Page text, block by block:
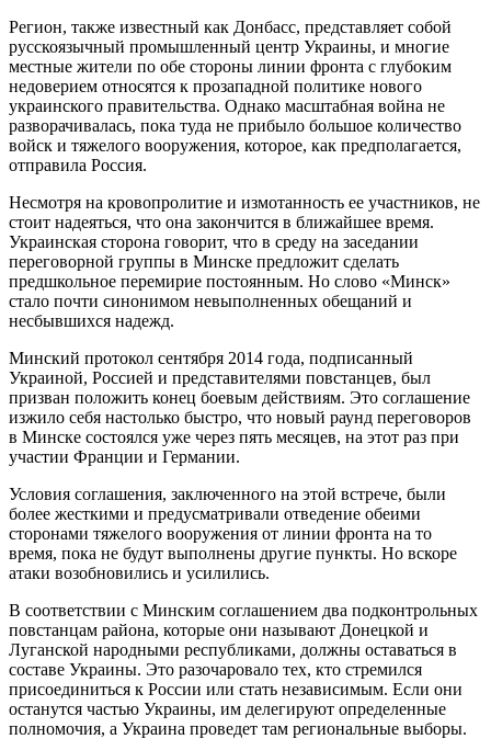
Регион, также известный как Донбасс, представляет собой
русскоязычный промышленный центр Украины, и многие
местные жители по обе стороны линии фронта с глубоким
недоверием относятся к прозападной политике нового
украинского правительства. Однако масштабная война не
разворачивалась, пока туда не прибыло большое количество
войск и тяжелого вооружения, которое, как предполагается,
отправила Россия.
Несмотря на кровопролитие и измотанность ее участников, не
стоит надеяться, что она закончится в ближайшее время.
Украинская сторона говорит, что в среду на заседании
переговорной группы в Минске предложит сделать
предшкольное перемирие постоянным. Но слово «Минск»
стало почти синонимом невыполненных обещаний и
несбывшихся надежд.
Минский протокол сентября 2014 года, подписанный
Украиной, Россией и представителями повстанцев, был
призван положить конец боевым действиям. Это соглашение
изжило себя настолько быстро, что новый раунд переговоров
в Минске состоялся уже через пять месяцев, на этот раз при
участии Франции и Германии.
Условия соглашения, заключенного на этой встрече, были
более жесткими и предусматривали отведение обеими
сторонами тяжелого вооружения от линии фронта на то
время, пока не будут выполнены другие пункты. Но вскоре
атаки возобновились и усилились.
В соответствии с Минским соглашением два подконтрольных
повстанцам района, которые они называют Донецкой и
Луганской народными республиками, должны оставаться в
составе Украины. Это разочаровало тех, кто стремился
присоединиться к России или стать независимым. Если они
останутся частью Украины, им делегируют определенные
полномочия, а Украина проведет там региональные выборы.